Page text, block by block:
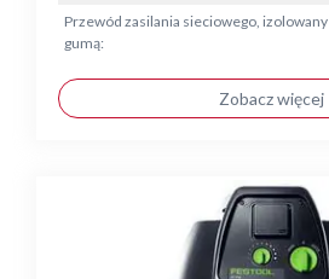
Przewód zasilania sieciowego, izolowany
gumą:
Zobacz więcej